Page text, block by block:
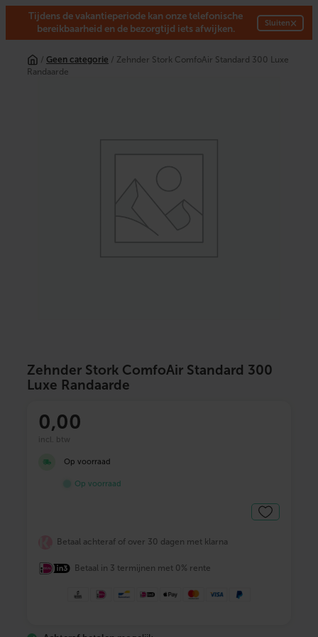
Tijdens de vakantieperiode kan onze telefonische
bereikbaarheid en de bezorgtijd iets afwijken.
Sluiten×
/ Geen categorie / Zehnder Stork ComfoAir Standard 300 Luxe
Randaarde
Zehnder Stork ComfoAir Standard 300
Luxe Randaarde
0,00
incl. btw
Op voorraad
Op voorraad
Betaal achteraf of over 30 dagen met klarna
Betaal in 3 termijnen met 0% rente